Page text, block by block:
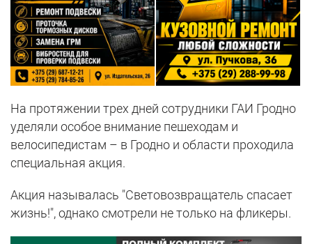
На протяжении трех дней сотрудники ГАИ Гродно
уделяли особое внимание пешеходам и
велосипедистам – в Гродно и области проходила
специальная акция.
Акция называлась "Световозвращатель спасает
жизнь!", однако смотрели не только на фликеры.